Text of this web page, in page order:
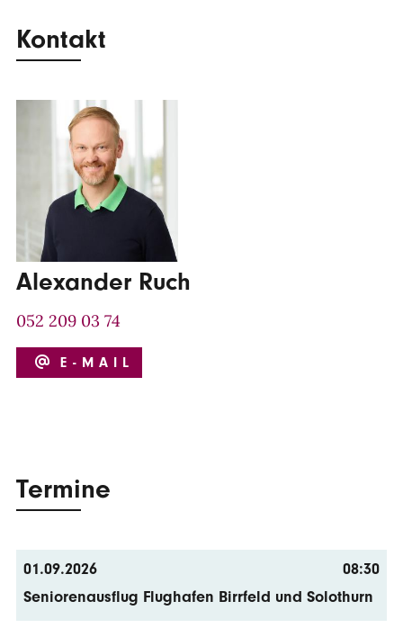
Kontakt
Alexander Ruch
052 209 03 74
E-MAIL
Termine
01.09.2026
08:30
Seniorenausflug Flughafen Birrfeld und Solothurn